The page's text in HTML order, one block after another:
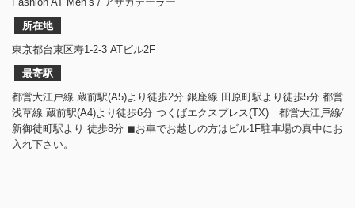
所在地
東京都台東区寿1-2-3 ATビル2F
最寄駅
都営大江戸線 蔵前駅(A5)より徒歩2分 銀座線 田原町駅より徒歩5分 都営
浅草線 蔵前駅(A4)より徒歩6分 つくばエクスプレス(TX) 都営大江戸線⁄
新御徒町駅より 徒歩8分 ◼︎お車でお越しの方はビル1F駐車場の真中にお
入れ下さい。